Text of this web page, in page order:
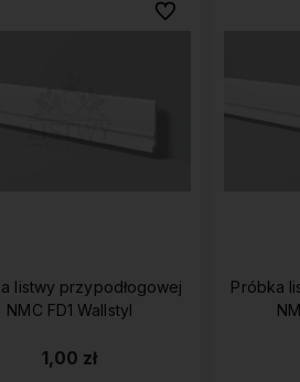
listwy przypodłogowej
NMC FD1 Wallstyl
1,00 zł
Do ulubionych
Próbka